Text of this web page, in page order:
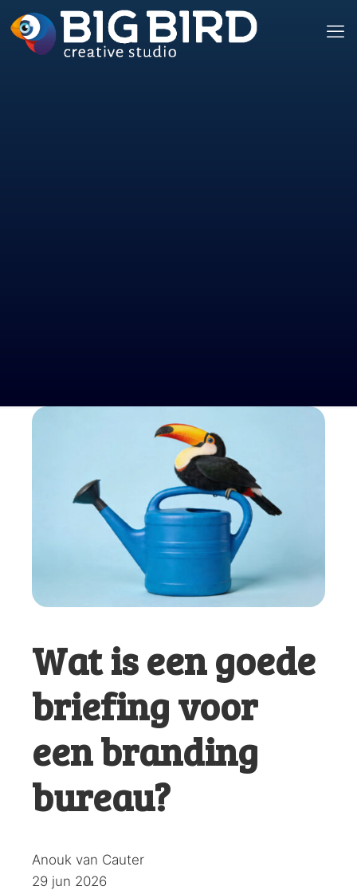
Wat is een goede
briefing voor
een branding
bureau?
Posted
by:
Anouk van Cauter
29 jun 2026